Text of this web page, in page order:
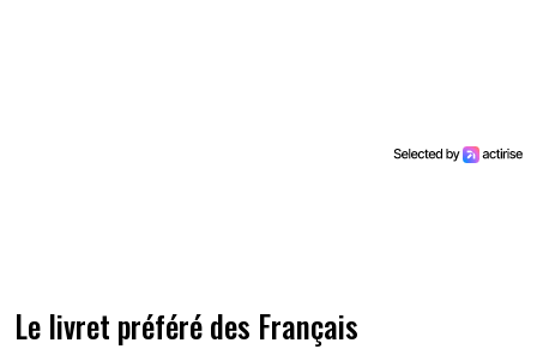
Le livret préféré des Français